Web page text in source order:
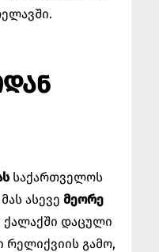
საქართველოს
ასევე მეორე
ქალაქში დაცული
რელიქვიის გამო,